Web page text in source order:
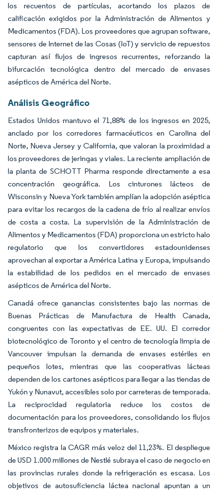
los recuentos de partículas, acortando los plazos de
calificación exigidos por la Administración de Alimentos y
Medicamentos (FDA). Los proveedores que agrupan software,
sensores de Internet de las Cosas (IoT) y servicio de repuestos
capturan así flujos de ingresos recurrentes, reforzando la
bifurcación tecnológica dentro del mercado de envases
asépticos de América del Norte.
Análisis Geográfico
Estados Unidos mantuvo el 71,88% de los ingresos en 2025,
anclado por los corredores farmacéuticos en Carolina del
Norte, Nueva Jersey y California, que valoran la proximidad a
los proveedores de jeringas y viales. La reciente ampliación de
la planta de SCHOTT Pharma responde directamente a esa
concentración geográfica. Los cinturones lácteos de
Wisconsin y Nueva York también amplían la adopción aséptica
para evitar los recargos de la cadena de frío al realizar envíos
de costa a costa. La supervisión de la Administración de
Alimentos y Medicamentos (FDA) proporciona un estricto halo
regulatorio que los convertidores estadounidenses
aprovechan al exportar a América Latina y Europa, impulsando
la estabilidad de los pedidos en el mercado de envases
asépticos de América del Norte.
Canadá ofrece ganancias consistentes bajo las normas de
Buenas Prácticas de Manufactura de Health Canada,
congruentes con las expectativas de EE. UU. El corredor
biotecnológico de Toronto y el centro de tecnología limpia de
Vancouver impulsan la demanda de envases estériles en
pequeños lotes, mientras que las cooperativas lácteas
dependen de los cartones asépticos para llegar a las tiendas de
Yukón y Nunavut, accesibles solo por carreteras de temporada.
La reciprocidad regulatoria reduce los costos de
documentación para los proveedores, consolidando los flujos
transfronterizos de equipos y materiales.
México registra la CAGR más veloz del 11,23%. El despliegue
de USD 1.000 millones de Nestlé subraya el caso de negocio en
las provincias rurales donde la refrigeración es escasa. Los
objetivos de autosuficiencia láctea nacional apuntan a un